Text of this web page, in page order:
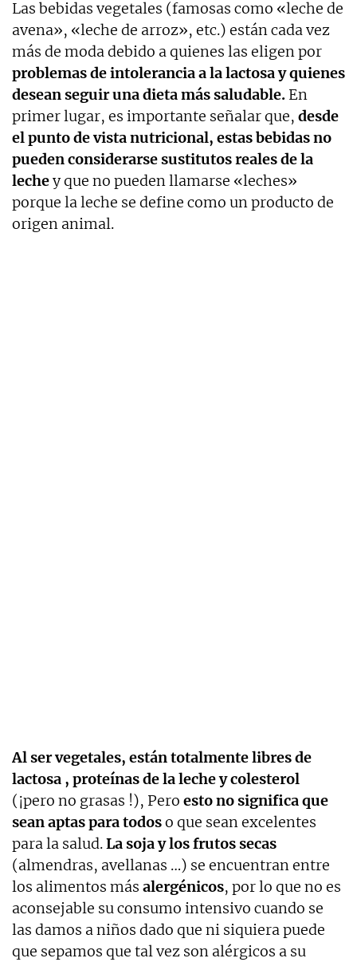
Las bebidas vegetales (famosas como «leche de
avena», «leche de arroz», etc.) están cada vez
más de moda debido a quienes las eligen por
problemas de intolerancia a la lactosa y quienes
desean seguir una dieta más saludable. En
primer lugar, es importante señalar que, desde
el punto de vista nutricional, estas bebidas no
pueden considerarse sustitutos reales de la
lechey que no pueden llamarse «leches»
porque la leche se define como un producto de
origen animal.
Al ser vegetales, están totalmente libres de
lactosa , proteínas de la leche y colesterol
(¡pero no grasas !), Pero esto no significa que
sean aptas para todoso que sean excelentes
para la salud.La soja y los frutos secas
(almendras, avellanas …) se encuentran entre
los alimentos más alergénicos, por lo que no es
aconsejable su consumo intensivo cuando se
las damos a niños dado que ni siquiera puede
que sepamos que tal vez son alérgicos a su